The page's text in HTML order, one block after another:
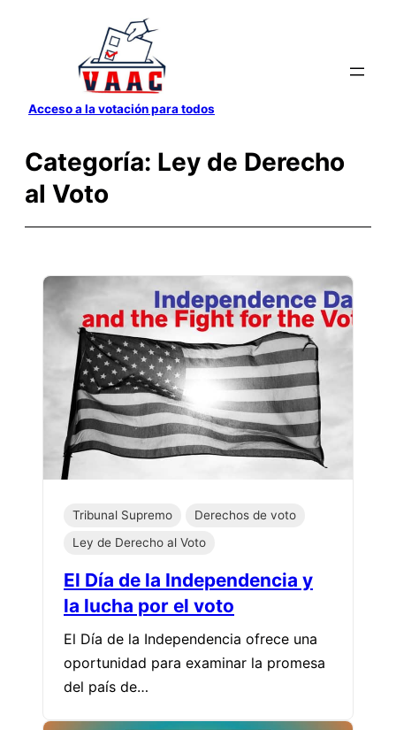
contenido
Acceso a la votación para todos
Categoría: Ley de Derecho
al Voto
Tribunal Supremo
Derechos de voto
Ley de Derecho al Voto
El Día de la Independencia y
la lucha por el voto
El Día de la Independencia ofrece una
oportunidad para examinar la promesa
del país de…